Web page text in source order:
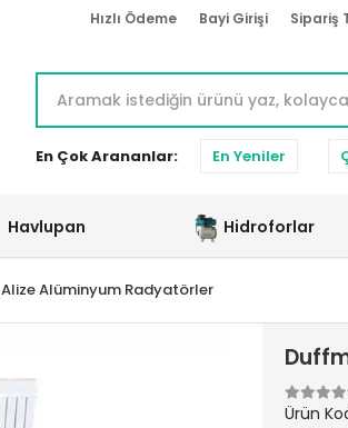
Hızlı Ödeme Bayi Girişi Sipariş
En Çok Arananlar: En Yeniler
Havlupan Hidroforlar
Alize Alüminyum Radyatörler
Ürün